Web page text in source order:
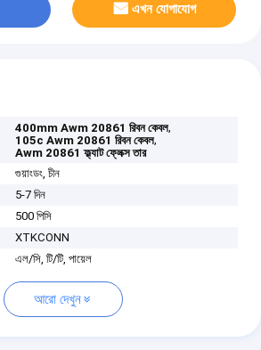
এখন যোগাযোগ
400mm Awm 20861 রিবন কেবল,
105c Awm 20861 রিবন কেবল,
Awm 20861 ফ্ল্যাট ফ্লেক্স তার
গুয়াংডং, চীন
5-7 দিন
500 পিসি
XTKCONN
এল/সি, টি/টি, পায়েল
আরো দেখুন